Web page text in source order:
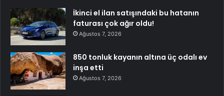
İkinci el ilan satışındaki bu hatanın
faturası çok ağır oldu!
Ağustos 7, 2026
850 tonluk kayanın altına üç odalı ev
inşa etti
Ağustos 7, 2026